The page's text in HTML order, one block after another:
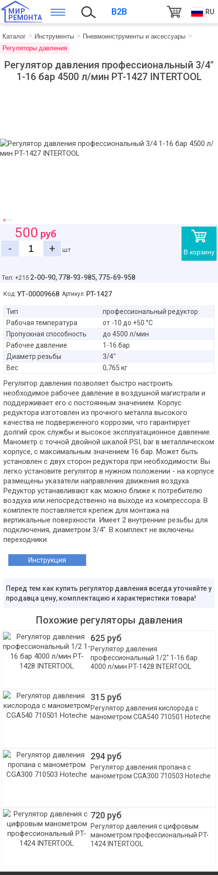
МИР
РЕМОНТА
B2B RU
Каталог Инструменты
Пневмоинструменты и аксессуары
Регуляторы давления
Регулятор давления профессиональный 3/4"
1-16 бар 4500 л/мин PT-1427 INTERTOOL
В корзину
500 руб
-
+ шт
Тел: +215 2-00-90, 778-93-985, 775-69-958
Код: УТ-00009668 Артикул: PT-1427
Тип
профессиональный редуктор
Рабочая температура
от -10 до +50 °С
Пропускная способность
до 4500 л/мин
Рабочее давление
1-16 бар
Диаметр резьбы
3/4"
Вес
0,765 кг
Регулятор давления позволяет быстро настроить
необходимое рабочее давление в воздушной магистрали и
поддерживает его с постоянным значением. Корпус
редуктора изготовлен из прочного металла высокого
качества не подверженного коррозии, что гарантирует
долгий срок службы и высокое эксплуатационное давление.
Манометр с точной двойной шкалой PSI, bar в металлическом
корпусе, с максимальным значением 16 бар. Может быть
установлен с двух сторон редуктора при необходимости. Вы
легко установите регулятор в нужном положении - на корпусе
размещены указатели направления движения воздуха.
Редуктор устанавливают как можно ближе к потребителю
воздуха или непосредственно на выходе из компрессора. В
комплекте поставляется крепеж для монтажа на
вертикальные поверхности. Имеет 2 внутренние резьбы для
подключения, диаметром 3/4". В комплект не включены
переходники.
Инструкция
Перед тем как купить регулятор давления всегда уточняйте у
продавца цену, комплектацию и характеристики товара!
Похожие регуляторы давления
625 руб
Регулятор давления
профессиональный 1/2" 1-16 бар
4000 л/мин PT-1428 INTERTOOL
315 руб
Регулятор давления кислорода с
манометром CGA540 710501 Hoteche
294 руб
Регулятор давления пропана с
манометром CGA300 710503 Hoteche
720 руб
Регулятор давления с цифровым
манометром профессиональный PT-
1424 INTERTOOL